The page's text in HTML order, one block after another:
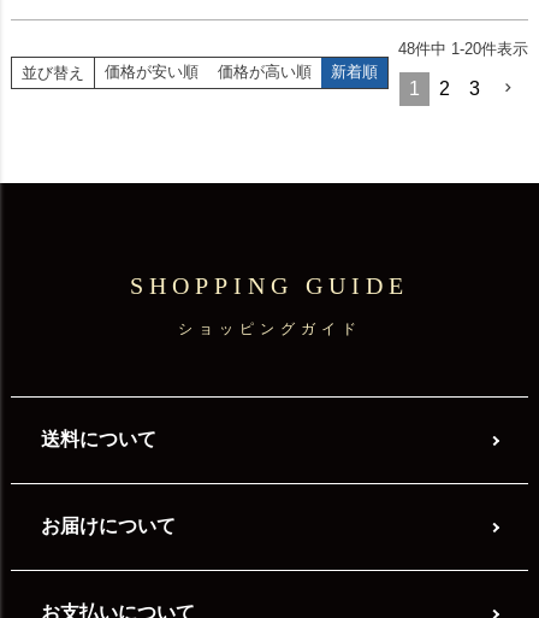
並び替え 価格が安い順 価格が高い順 新着順
48件中 1-20件表示
1 2 3
SHOPPING GUIDE
ショッピングガイド
送料について
お届けについて
お支払いについて